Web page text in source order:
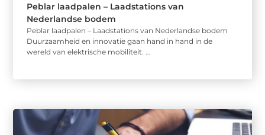
Peblar laadpalen – Laadstations van
Nederlandse bodem
Peblar laadpalen – Laadstations van Nederlandse bodem
Duurzaamheid en innovatie gaan hand in hand in de
wereld van elektrische mobiliteit. ...